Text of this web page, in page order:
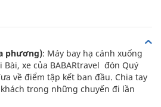
phương): Máy bay hạ cánh xuống
Bài, xe của BABARtravel đón Quý
về điểm tập kết ban đầu. Chia tay
trong những chuyến đi lần